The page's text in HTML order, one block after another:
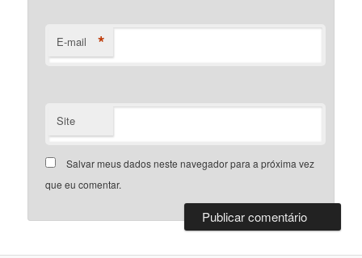
E-mail *
Site
Salvar meus dados neste navegador para a próxima vez
que eu comentar.